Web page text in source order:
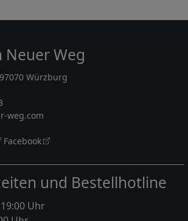
Neuer Weg
Würzburg
weg.com
und Bestellhotline
Uhr